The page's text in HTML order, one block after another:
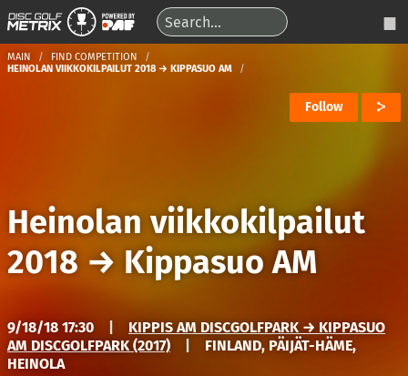
MAIN
FIND COMPETITION
HEINOLAN VIIKKOKILPAILUT 2018 → KIPPASUO AM
Follow
Heinolan viikkokilpailut
2018 → Kippasuo AM
9/18/18 17:30
KIPPIS AM DISCGOLFPARK → KIPPASUO
AM DISCGOLFPARK (2017)
FINLAND, PÄIJÄT-HÄME,
HEINOLA